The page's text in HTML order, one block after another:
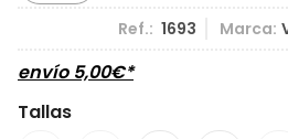
Ref.: 1693 Marca:
envío 5,00€*
Tallas